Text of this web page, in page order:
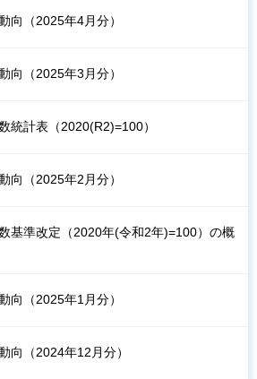
向（2025年4月分）
向（2025年3月分）
統計表（2020(R2)=100）
向（2025年2月分）
基準改定（2020年(令和2年)=100）の概
向（2025年1月分）
向（2024年12月分）